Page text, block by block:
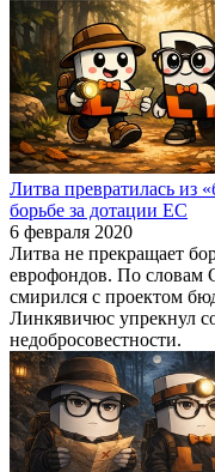
Литва превратилась из
борьбе за дотации ЕС
6 февраля 2020
Литва не прекращает
еврофондов. По
смирился с проектом
Линкявичюс упрекнул
недобросовестности.